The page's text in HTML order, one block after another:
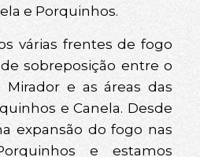
e Porquinhos.
várias frentes de fogo
sobreposição entre o
Mirador e as áreas das
e Canela. Desde
expansão do fogo nas
e estamos